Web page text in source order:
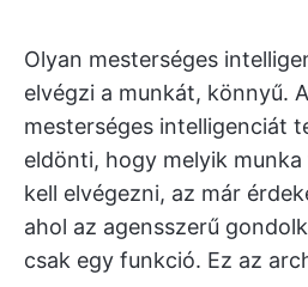
Olyan mesterséges
elvégzi a munkát, könnyű.
mesterséges intelligenciát
eldönti, hogy melyik
kell elvégezni, az már
ahol az agensszerű
csak egy funkció. Ez az